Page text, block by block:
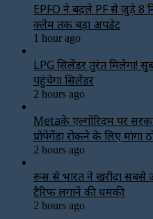
EPFO ने बदले PF से जुड़े 8
क्लेम तक बड़ा अपडेट
1 hour ago
LPG सिलेंडर तुरंत मिलेगा!
पहुंचेगा सिलेंडर
2 hours ago
Metaके एल्गोरिदम पर
प्रोपेगेंडा रोकने के लिए मांगा
2 hours ago
रूस से भारत ने खरीदा सबसे
टैरिफ लगाने की धमकी
2 hours ago